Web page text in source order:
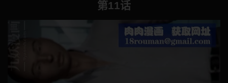
第11话